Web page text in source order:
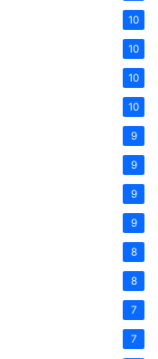
10
10
10
10
9
9
9
9
8
8
7
7